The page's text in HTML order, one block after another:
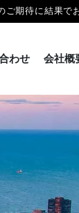
ご期待に結果で
わせ 会社概